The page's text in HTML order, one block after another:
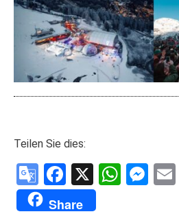
Teilen Sie dies:
Google
Translate
Facebook
X
Share